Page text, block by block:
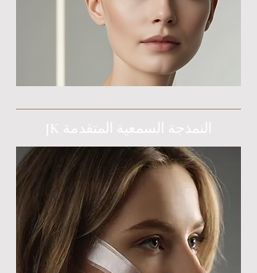
JK النمذجة السمعية المتقدمة